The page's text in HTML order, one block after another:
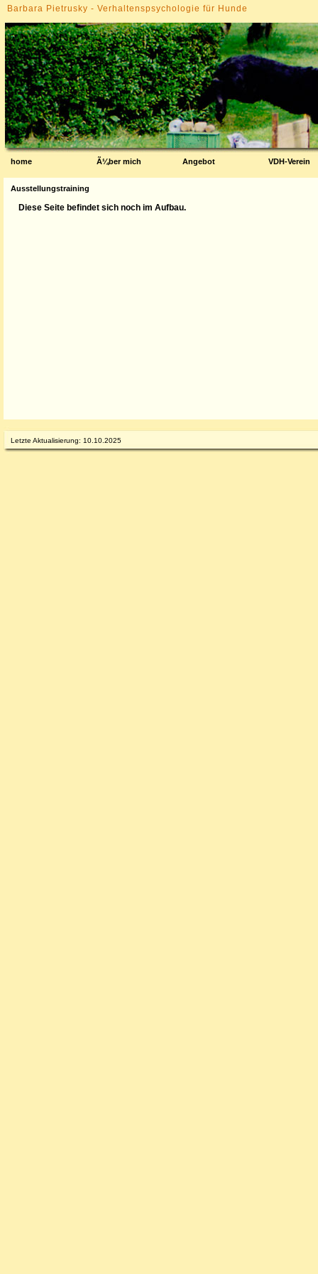
Barbara Pietrusky - Verhaltenspsychologie für Hunde
home Ã¼ber mich Angebot VDH-Verein
Ausstellungstraining
Diese Seite befindet sich noch im Aufbau.
Letzte Aktualisierung: 10.10.2025